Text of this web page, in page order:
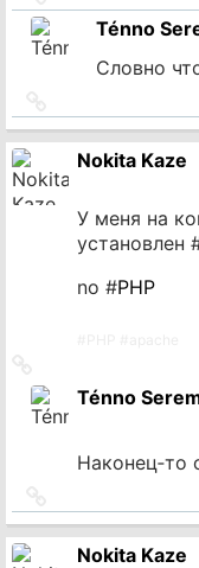
на
источникTénno
Словно
на
источник
Nokita Kaze
У меня на
установлен
no #PHP
на
источник
Ténno
Наконец‐то
на
источник
Nokita Kaze